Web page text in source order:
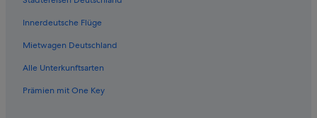
Innerdeutsche Flüge
Mietwagen Deutschland
Alle Unterkunftsarten
Prämien mit One Key